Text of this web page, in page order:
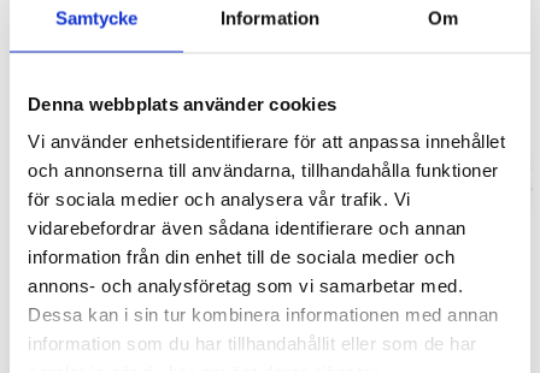
Samtycke Information Om
Denna webbplats använder cookies
Vi använder enhetsidentifierare för att anpassa innehållet
och annonserna till användarna, tillhandahålla funktioner
för sociala medier och analysera vår trafik. Vi
vidarebefordrar även sådana identifierare och annan
information från din enhet till de sociala medier och
annons- och analysföretag som vi samarbetar med.
Dessa kan i sin tur kombinera informationen med annan
information som du har tillhandahållit eller som de har
Vattenspel med nyckering -
Unicorn
29 kr
Unicorn badbomb med
överraskning
59 kr